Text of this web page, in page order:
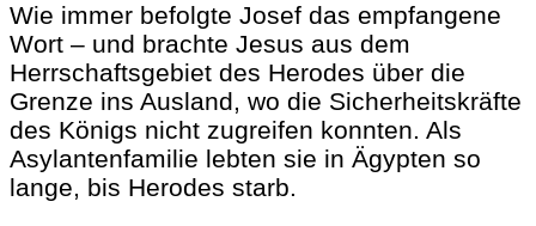
Wie immer befolgte Josef das empfangene
Wort – und brachte Jesus aus dem
Herrschaftsgebiet des Herodes über die
Grenze ins Ausland, wo die Sicherheitskräfte
des Königs nicht zugreifen konnten. Als
Asylantenfamilie lebten sie in Ägypten so
lange, bis Herodes starb.